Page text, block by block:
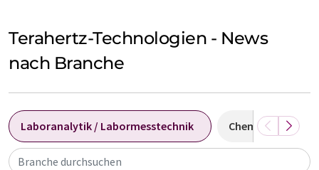
Terahertz-Technologien - News
nach Branche
Laboranalytik / Labormesstechnik Chemie
Branche durchsuchen